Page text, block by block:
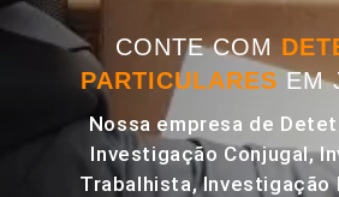
CONTE COM
PARTICULARES EM
Nossa empresa de
Investigação Conjugal,
Trabalhista, Investigação